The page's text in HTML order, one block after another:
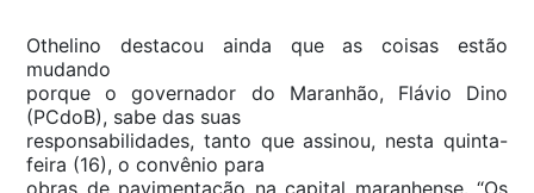
Othelino destacou ainda que as coisas estão
mudando
porque o governador do Maranhão, Flávio Dino
(PCdoB), sabe das suas
responsabilidades, tanto que assinou, nesta quinta-
feira (16), o convênio para